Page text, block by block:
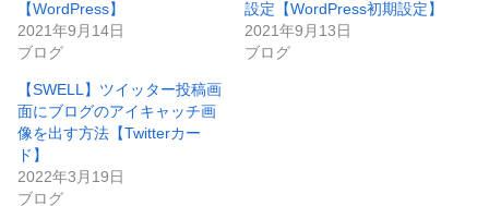
【WordPress】
2021年9月14日
ブログ
設定【WordPress初期設定】
2021年9月13日
ブログ
【SWELL】ツイッター投稿画
面にブログのアイキャッチ画
像を出す方法【Twitterカー
ド】
2022年3月19日
ブログ